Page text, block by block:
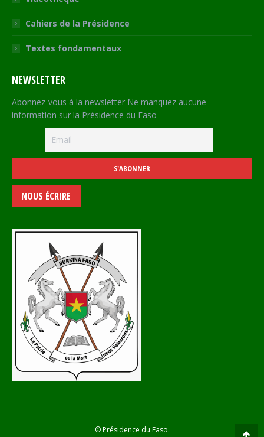
Cahiers de la Présidence
Textes fondamentaux
NEWSLETTER
Abonnez-vous à la newsletter Ne manquez aucune
information sur la Présidence du Faso
NOUS ÉCRIRE
© Présidence du Faso.